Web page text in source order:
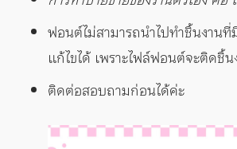
ฟอนต์ไม่สามารถนำไปทำชิ้นงานที่
แก้ไขได้ เพราะไฟล์ฟอนต์จะติดชิ้
ติดต่อสอบถามก่อนได้ค่ะ